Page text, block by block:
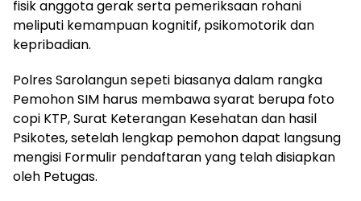
fisik anggota gerak serta pemeriksaan rohani
meliputi kemampuan kognitif, psikomotorik dan
kepribadian.
Polres Sarolangun sepeti biasanya dalam rangka
Pemohon SIM harus membawa syarat berupa foto
copi KTP, Surat Keterangan Kesehatan dan hasil
Psikotes, setelah lengkap pemohon dapat langsung
mengisi Formulir pendaftaran yang telah disiapkan
oleh Petugas.